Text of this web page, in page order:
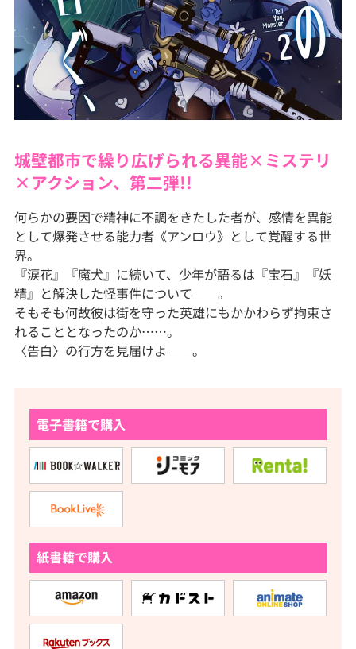
城壁都市で繰り広げられる異能×ミステリ
×アクション、第二弾!!
何らかの要因で精神に不調をきたした者が、感情を異能
として爆発させる能力者《アンロウ》として覚醒する世
界。
『涙花』『魔犬』に続いて、少年が語るは『宝石』『妖
精』と解決した怪事件について――。
そもそも何故彼は街を守った英雄にもかかわらず拘束さ
れることとなったのか……。
〈告白〉の行方を見届けよ――。
電子書籍で購入
紙書籍で購入